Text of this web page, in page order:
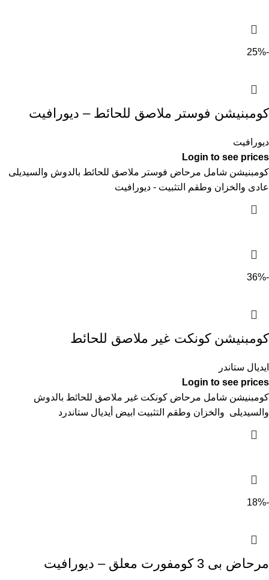
-25%
كومبنيشن فوستر ملاصق للحائط – ديورافيت
ديورافيت
Login to see prices
كومبنيشن شامل مرحاض فوستر ملاصق للحائط بالدوش والسيديلى
عادى والخزان وطقم التثبيت - ديورافيت
-36%
كومبنيشن كونكت غير ملاصق للحائط
ايديال ستاندر
Login to see prices
كومبنيشن شامل مرحاض كونكت غير ملاصق للحائط بالدوش
والسيديلى والخزان وطقم التثبيت ابيض أيديال ستاندرد
-18%
مرحاض بى 3 كومفورت معلق – ديورافيت